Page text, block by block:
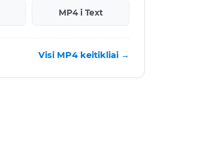
MP4 i Text
Visi MP4 keitikliai →